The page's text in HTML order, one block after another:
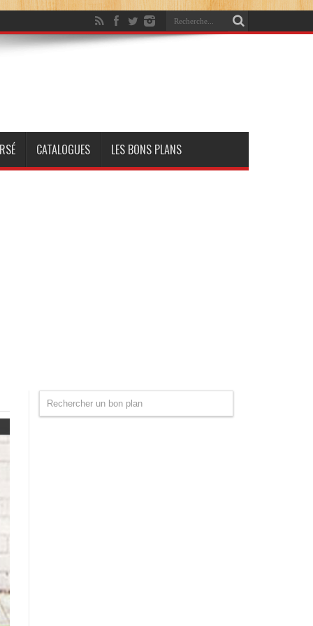
CATALOGUES LES BONS PLANS